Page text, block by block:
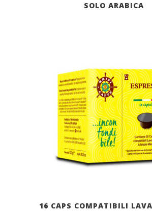
SOLO ARABICA
16 CAPS COMPATIBILI